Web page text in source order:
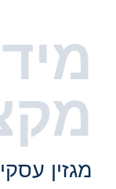
מגזין עסקי